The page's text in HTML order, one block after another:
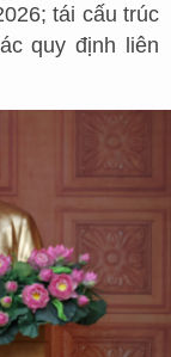
tái cấu trúc
quy định liên